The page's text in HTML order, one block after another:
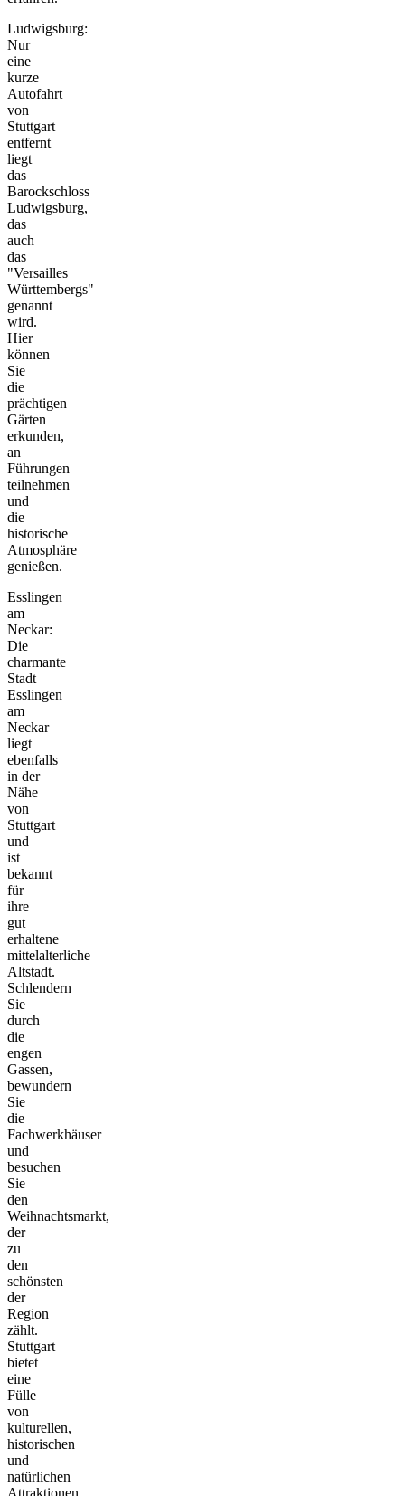
Ludwigsburg:
Nur
eine
kurze
Autofahrt
von
Stuttgart
entfernt
liegt
das
Barockschloss
Ludwigsburg,
das
auch
das
"Versailles
Württembergs"
genannt
wird.
Hier
können
Sie
die
prächtigen
Gärten
erkunden,
an
Führungen
teilnehmen
und
die
historische
Atmosphäre
genießen.
Esslingen
am
Neckar:
Die
charmante
Stadt
Esslingen
am
Neckar
liegt
ebenfalls
in der
Nähe
von
Stuttgart
und
ist
bekannt
für
ihre
gut
erhaltene
mittelalterliche
Altstadt.
Schlendern
Sie
durch
die
engen
Gassen,
bewundern
Sie
die
Fachwerkhäuser
und
besuchen
Sie
den
Weihnachtsmarkt,
der
zu
den
schönsten
der
Region
zählt.
Stuttgart
bietet
eine
Fülle
von
kulturellen,
historischen
und
natürlichen